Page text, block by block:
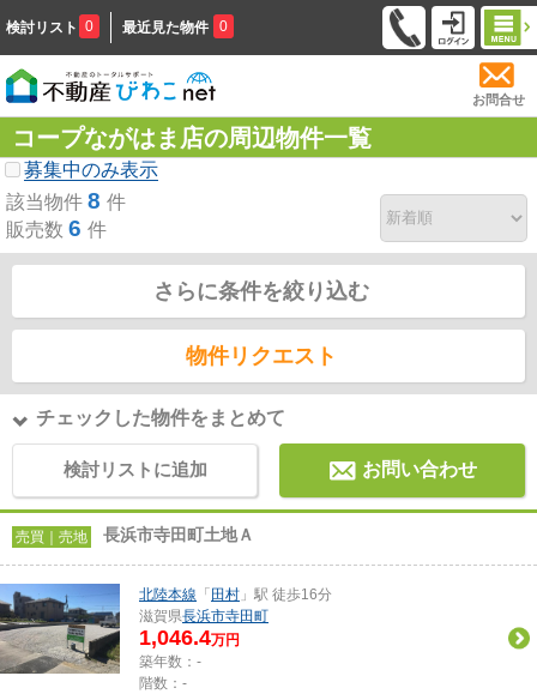
検討リスト 0 最近見た物件 0
お問合せ
コープながはま店の周辺物件一覧
募集中のみ表示
該当物件 8 件
販売数 6 件
さらに条件を絞り込む
物件リクエスト
チェックした物件をまとめて
検討リストに追加 お問い合わせ
売買｜売地 長浜市寺田町土地Ａ
北陸本線 「 田村 」駅 徒歩16分
滋賀県長浜市寺田町
1,046.4万円
築年数：-
階数：-